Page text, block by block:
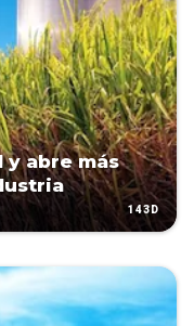
y abre más
143D